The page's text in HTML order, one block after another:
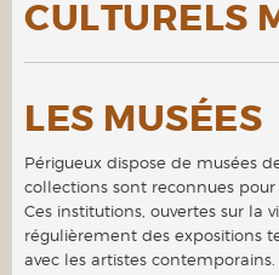
CULTURELS
LES MUSÉES
Périgueux dispose de musées
collections sont reconnues
Ces institutions, ouvertes sur la
régulièrement des expositions
avec les artistes contemporains.